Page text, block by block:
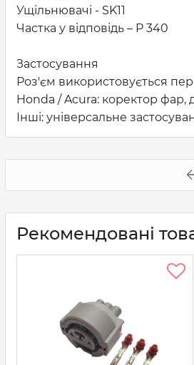
Ущільнювачі - SK11
Частка у відповідь – P 340
Застосування
Роз'єм використовується
Honda / Acura: коректор фар,
Інші: універсальне
Рекомендовані